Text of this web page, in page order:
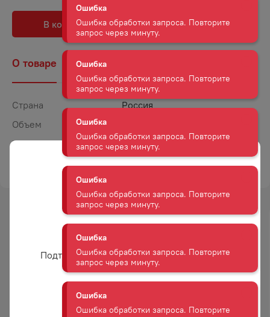
В корзину В избранное
О товаре Наличие
Страна
Россия
Объем
Крепость
25
ТОРГОВАЯ МАРКА
САН ЛОРЕНЦО
ЭМУЛЬСИОННЫЙ
-24%
ЛЮБВИ АРОМАТ АМАРЕТТО
Ошибка обработки запроса. Повторите
Ошибка
Ошибка обработки запроса. Повторите
запрос через минуту.
Ошибка
Ошибка обработки запроса. Повторите
запрос через минуту.
Ошибка
Ошибка обработки запроса. Повторите
запрос через минуту.
Ошибка
Ошибка обработки запроса. Повторите
запрос через минуту.
Ошибка
Ошибка обработки запроса. Повторите
запрос через минуту.
Вам уже есть 18 лет?
Подтвердите возраст для просмотра сайта